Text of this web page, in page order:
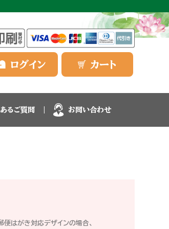
ログイン カート
あるご質問 お問い合わせ
便はがき対応デザインの場合、